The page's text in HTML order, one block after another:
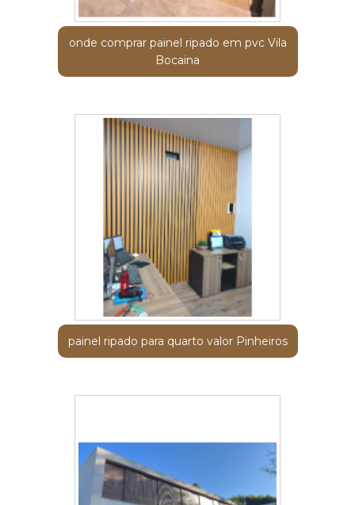
onde comprar painel ripado em pvc Vila
Bocaina
painel ripado para quarto valor Pinheiros